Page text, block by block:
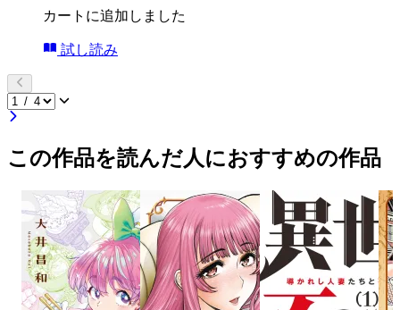
カートに追加しました
試し読み
この作品を読んだ人におすすめの作品